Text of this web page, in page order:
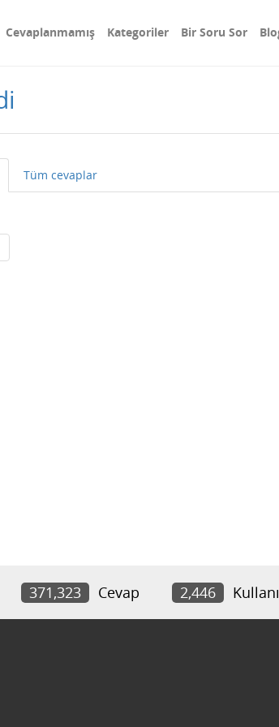
Cevaplanmamış Kategoriler Bir Soru Sor
Tüm cevaplar
371,323 Cevap 2,446